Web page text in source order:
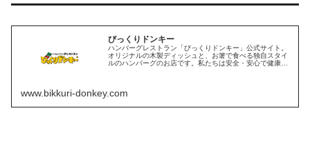
びっくりドンキー
ハンバーグレストラン「びっくりドンキー」公式サイト。
オリジナルの木製ディッシュと、お箸で食べる独自スタイ
ルのハンバーグのお店です。私たちは安全・安心で健康な
www.bikkuri-donkey.com